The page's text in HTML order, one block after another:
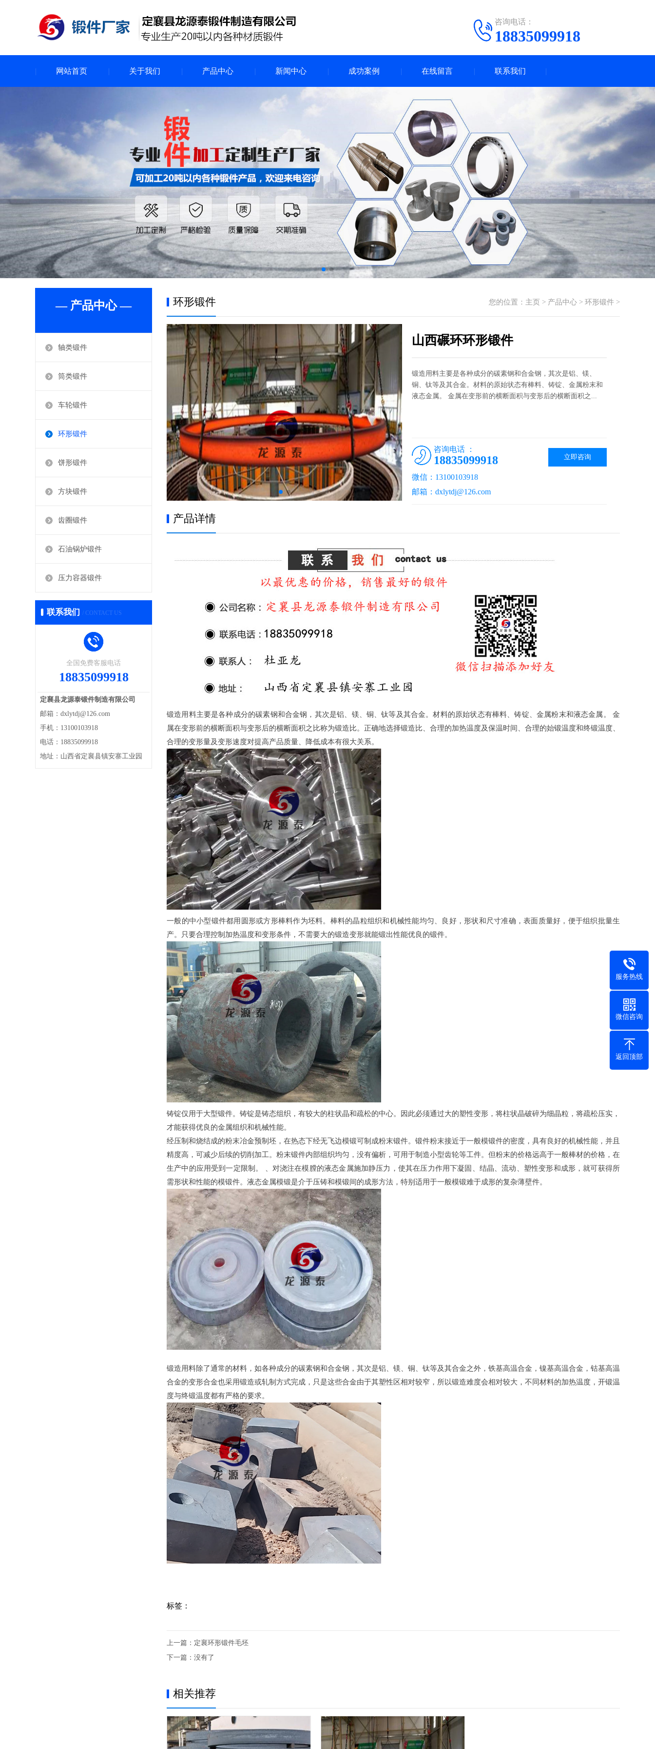
咨询电话：
18835099918
网站首页 关于我们 产品中心 新闻中心 成功案例 在线留言 联系我们
— 产品中心 —
轴类锻件
筒类锻件
车轮锻件
环形锻件
饼形锻件
方块锻件
齿圈锻件
石油锅炉锻件
压力容器锻件
联系我们 / CONTACT US
全国免费客服电话
18835099918
定襄县龙源泰锻件制造有限公司
邮箱：dxlytdj@126.com
手机：13100103918
电话：18835099918
地址：山西省定襄县镇安寨工业园
您的位置： 主页 > 产品中心 > 环形锻件 >
环形锻件
山西碾环环形锻件
锻造用料主要是各种成分的碳素钢和合金钢，其次是铝、镁、
铜、钛等及其合金。材料的原始状态有棒料、铸锭、金属粉末和
液态金属。 金属在变形前的横断面积与变形后的横断面积之...
立即咨询
咨询电话 ：
18835099918
微信：13100103918
邮箱：dxlytdj@126.com
产品详情
锻造用料主要是各种成分的碳素钢和合金钢，其次是铝、镁、铜、钛等及其合金。材料的原始状态有棒料、铸锭、金属粉末和液态金属。 金
属在变形前的横断面积与变形后的横断面积之比称为锻造比。正确地选择锻造比、合理的加热温度及保温时间、合理的始锻温度和终锻温度、
合理的变形量及变形速度对提高产品质量、降低成本有很大关系。
一般的中小型锻件都用圆形或方形棒料作为坯料。棒料的晶粒组织和机械性能均匀、良好，形状和尺寸准确，表面质量好，便于组织批量生
产。只要合理控制加热温度和变形条件，不需要大的锻造变形就能锻出性能优良的锻件。
铸锭仅用于大型锻件。铸锭是铸态组织，有较大的柱状晶和疏松的中心。因此必须通过大的塑性变形，将柱状晶破碎为细晶粒，将疏松压实，
才能获得优良的金属组织和机械性能。
经压制和烧结成的粉末冶金预制坯，在热态下经无飞边模锻可制成粉末锻件。锻件粉末接近于一般模锻件的密度，具有良好的机械性能，并且
精度高，可减少后续的切削加工。粉末锻件内部组织均匀，没有偏析，可用于制造小型齿轮等工件。但粉末的价格远高于一般棒材的价格，在
生产中的应用受到一定限制。 、 对浇注在模膛的液态金属施加静压力，使其在压力作用下凝固、结晶、流动、塑性变形和成形，就可获得所
需形状和性能的模锻件。液态金属模锻是介于压铸和模锻间的成形方法，特别适用于一般模锻难于成形的复杂薄壁件。
锻造用料除了通常的材料，如各种成分的碳素钢和合金钢，其次是铝、镁、铜、钛等及其合金之外，铁基高温合金，镍基高温合金，钴基高温
合金的变形合金也采用锻造或轧制方式完成，只是这些合金由于其塑性区相对较窄，所以锻造难度会相对较大，不同材料的加热温度，开锻温
度与终锻温度都有严格的要求。
标签：
上一篇： 定襄环形锻件毛坯
下一篇：没有了
相关推荐
服务热线
微信咨询
返回顶部